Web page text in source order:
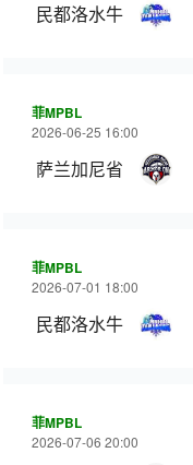
民都洛水牛
菲MPBL
2026-06-25 16:00
萨兰加尼省
菲MPBL
2026-07-01 18:00
民都洛水牛
菲MPBL
2026-07-06 20:00